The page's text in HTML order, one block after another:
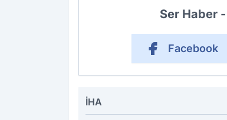
Ser Haber
Facebook
İHA